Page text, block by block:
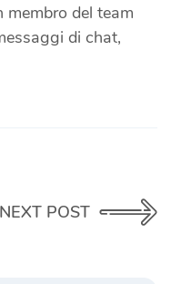
del team
di chat,
NEXT POST